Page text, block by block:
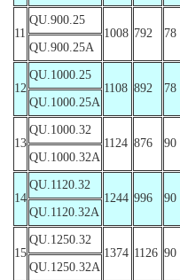
11
QU.900.25
1008 792 78
QU.900.25A
12
QU.1000.25
1108 892 78
QU.1000.25A
13
QU.1000.32
1124 876 90
QU.1000.32A
14
QU.1120.32
1244 996 90
QU.1120.32A
15
QU.1250.32
1374 1126 90
QU.1250.32A